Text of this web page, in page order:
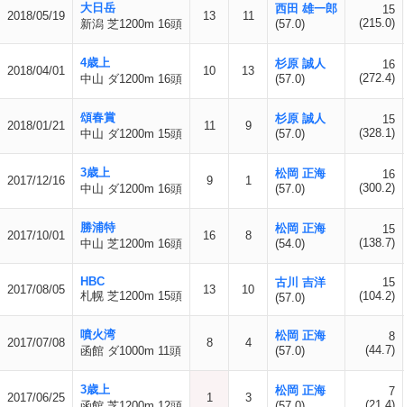
2018/05/19
大日岳
新潟 芝1200m 16頭
13 11
西田 雄一郎
(57.0)
15
(215.0)
2018/04/01
4歳上
中山 ダ1200m 16頭
10 13
杉原 誠人
(57.0)
16
(272.4)
2018/01/21
頌春賞
中山 ダ1200m 15頭
11 9
杉原 誠人
(57.0)
15
(328.1)
2017/12/16
3歳上
中山 ダ1200m 16頭
9 1
松岡 正海
(57.0)
16
(300.2)
2017/10/01
勝浦特
中山 芝1200m 16頭
16 8
松岡 正海
(54.0)
15
(138.7)
2017/08/05
HBC
札幌 芝1200m 15頭
13 10
古川 吉洋
(57.0)
15
(104.2)
2017/07/08
噴火湾
函館 ダ1000m 11頭
8 4
松岡 正海
(57.0)
8
(44.7)
2017/06/25
3歳上
1 3
松岡 正海
7